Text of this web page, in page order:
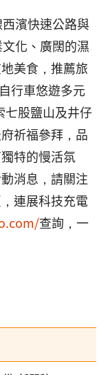
濱快速公路與
化、廣闊的濕
美食，推薦旅
行車悠遊多元
七股鹽山及井仔
祈福參拜，品
特的慢活氛
消息，請關注
連展科技充電
查詢，一